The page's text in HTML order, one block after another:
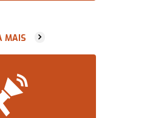
MAIS